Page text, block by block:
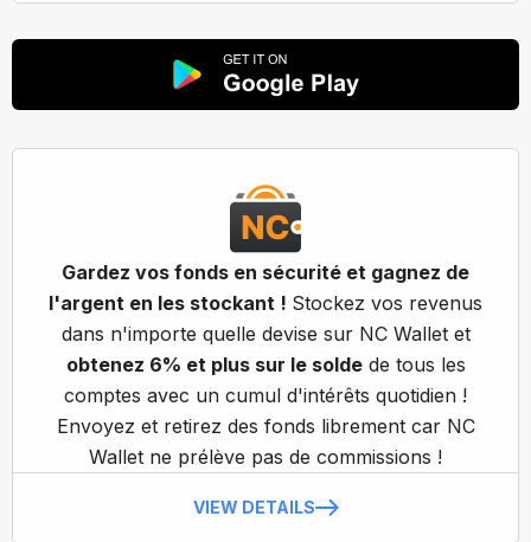
Gardez vos fonds en sécurité et gagnez de
l'argent en les stockant ! Stockez vos revenus
dans n'importe quelle devise sur NC Wallet et
obtenez 6% et plus sur le soldede tous les
comptes avec un cumul d'intérêts quotidien !
Envoyez et retirez des fonds librement car NC
Wallet ne prélève pas de commissions !
VIEW DETAILS